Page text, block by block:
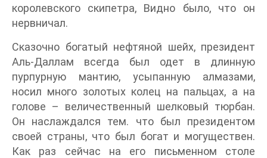
королевского скипетра, Видно было, что он
нервничал.
Сказочно богатый нефтяной шейх, президент
Аль-Даллам всегда был одет в длинную
пурпурную мантию, усыпанную алмазами,
носил много золотых колец на пальцах, а на
голове – величественный шелковый тюрбан.
Он наслаждался тем. что был президентом
своей страны, что был богат и могуществен.
Как раз сейчас на его письменном столе